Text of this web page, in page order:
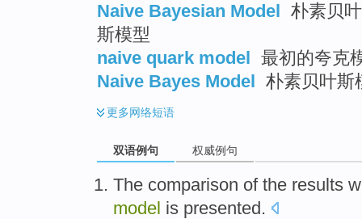
Naive Bayesian Model 朴素贝
斯模型
naive quark model 最初的夸克
Naive Bayes Model 朴素贝叶斯
更多网络短语
双语例句 权威例句
The comparison of the results
model is presented.